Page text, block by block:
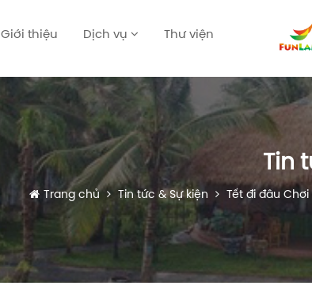
Giới thiệu Dịch vụ Thư viện
Tin
Trang chủ Tin tức & Sự kiện Tết đi đâu